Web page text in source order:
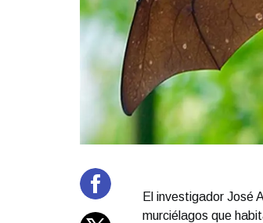
El investigador José
murciélagos que